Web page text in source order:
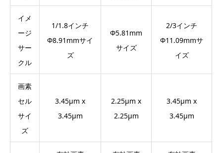
イメ
ージ
サー
クル
1/1.8インチ
Φ8.91mmサイ
ズ
Φ5.81mm
サイズ
2/3インチ
Φ11.09mmサ
イズ
画素
セル
サイ
ズ
3.45μm x
3.45μm
2.25μm x
2.25μm
3.45μm x
3.45μm